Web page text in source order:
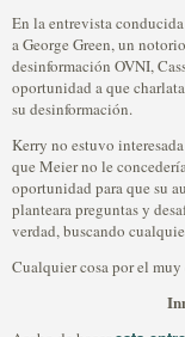
En la entrevista
a George Green, un
desinformación OVNI,
oportunidad a que
su desinformación.
Kerry no estuvo
que Meier no le
oportunidad para que su
planteara preguntas y
verdad, buscando
Cualquier cosa por el